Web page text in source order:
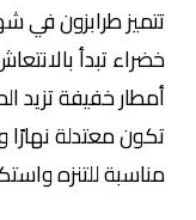
تتميز طرابزون
خضراء تبدأ
أمطار خفيفة تزيد
تكون معتدلة نهارًا
مناسبة للتنزه